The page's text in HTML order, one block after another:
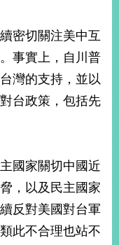
密切關注美中互
事實上，自川普
灣的支持，並以
台政策，包括先
國家關切中國近
，以及民主國家
反對美國對台軍
此不合理也站不